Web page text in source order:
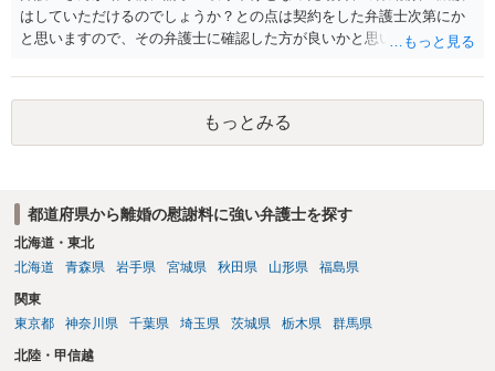
はしていただけるのでしょうか？との点は契約をした弁護士次第にか
と思いますので、その弁護士に確認した方が良いかと思います。ご参
もっとみる
都道府県から離婚の慰謝料に強い弁護士を探す
北海道・東北
北海道
青森県 岩手県 宮城県 秋田県 山形県 福島県
関東
東京都
神奈川県 千葉県 埼玉県 茨城県 栃木県 群馬県
北陸・甲信越